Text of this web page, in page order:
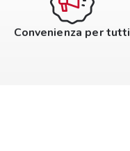
Convenienza per tutti